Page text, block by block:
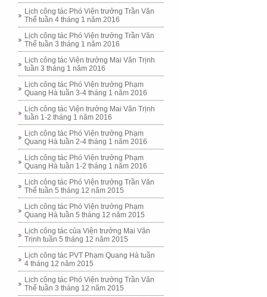
Lịch công tác Phó Viện trưởng Trần Văn
Thể tuần 4 tháng 1 năm 2016
Lịch công tác Phó Viện trưởng Trần Văn
Thể tuần 3 tháng 1 năm 2016
Lịch công tác Viện trưởng Mai Văn Trịnh
tuần 3 tháng 1 năm 2016
Lịch công tác Phó Viện trưởng Phạm
Quang Hà tuần 3-4 tháng 1 năm 2016
Lịch công tác Viện trưởng Mai Văn Trịnh
tuần 1-2 tháng 1 năm 2016
Lịch công tác Phó Viện trưởng Phạm
Quang Hà tuần 2-4 tháng 1 năm 2016
Lịch công tác Phó Viện trưởng Phạm
Quang Hà tuần 1-2 tháng 1 năm 2016
Lịch công tác Phó Viện trưởng Trần Văn
Thể tuần 5 tháng 12 năm 2015
Lịch công tác Phó Viện trưởng Phạm
Quang Hà tuần 5 tháng 12 năm 2015
Lịch công tác của Viện trưởng Mai Văn
Trịnh tuần 5 tháng 12 năm 2015
Lịch công tác PVT Phạm Quang Hà tuần
4 tháng 12 năm 2015
Lịch công tác Phó Viện trưởng Trần Văn
Thể tuần 3 tháng 12 năm 2015